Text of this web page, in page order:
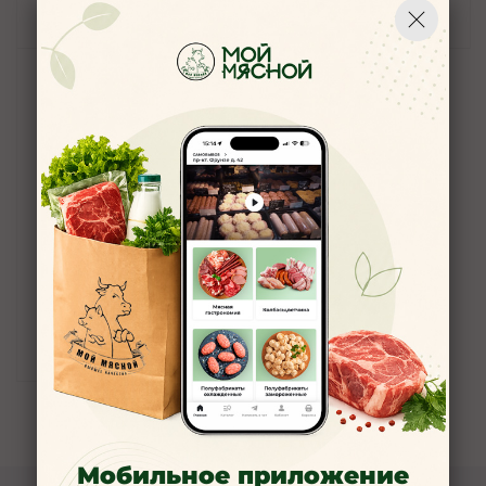
В корзину
Чурчхела абрикосовая с
грец.орехом 90гр.
189руб.
В корзину
1 2
Мобильное приложение